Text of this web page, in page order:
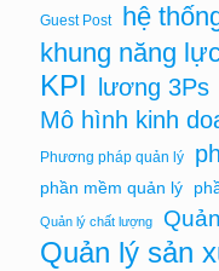
Guest Post hệ
khung năng
KPI lương 3Ps
Mô hình kinh
Phương pháp quản lý
phần mềm quản lý
Quản lý chất lượng
Quản lý sản